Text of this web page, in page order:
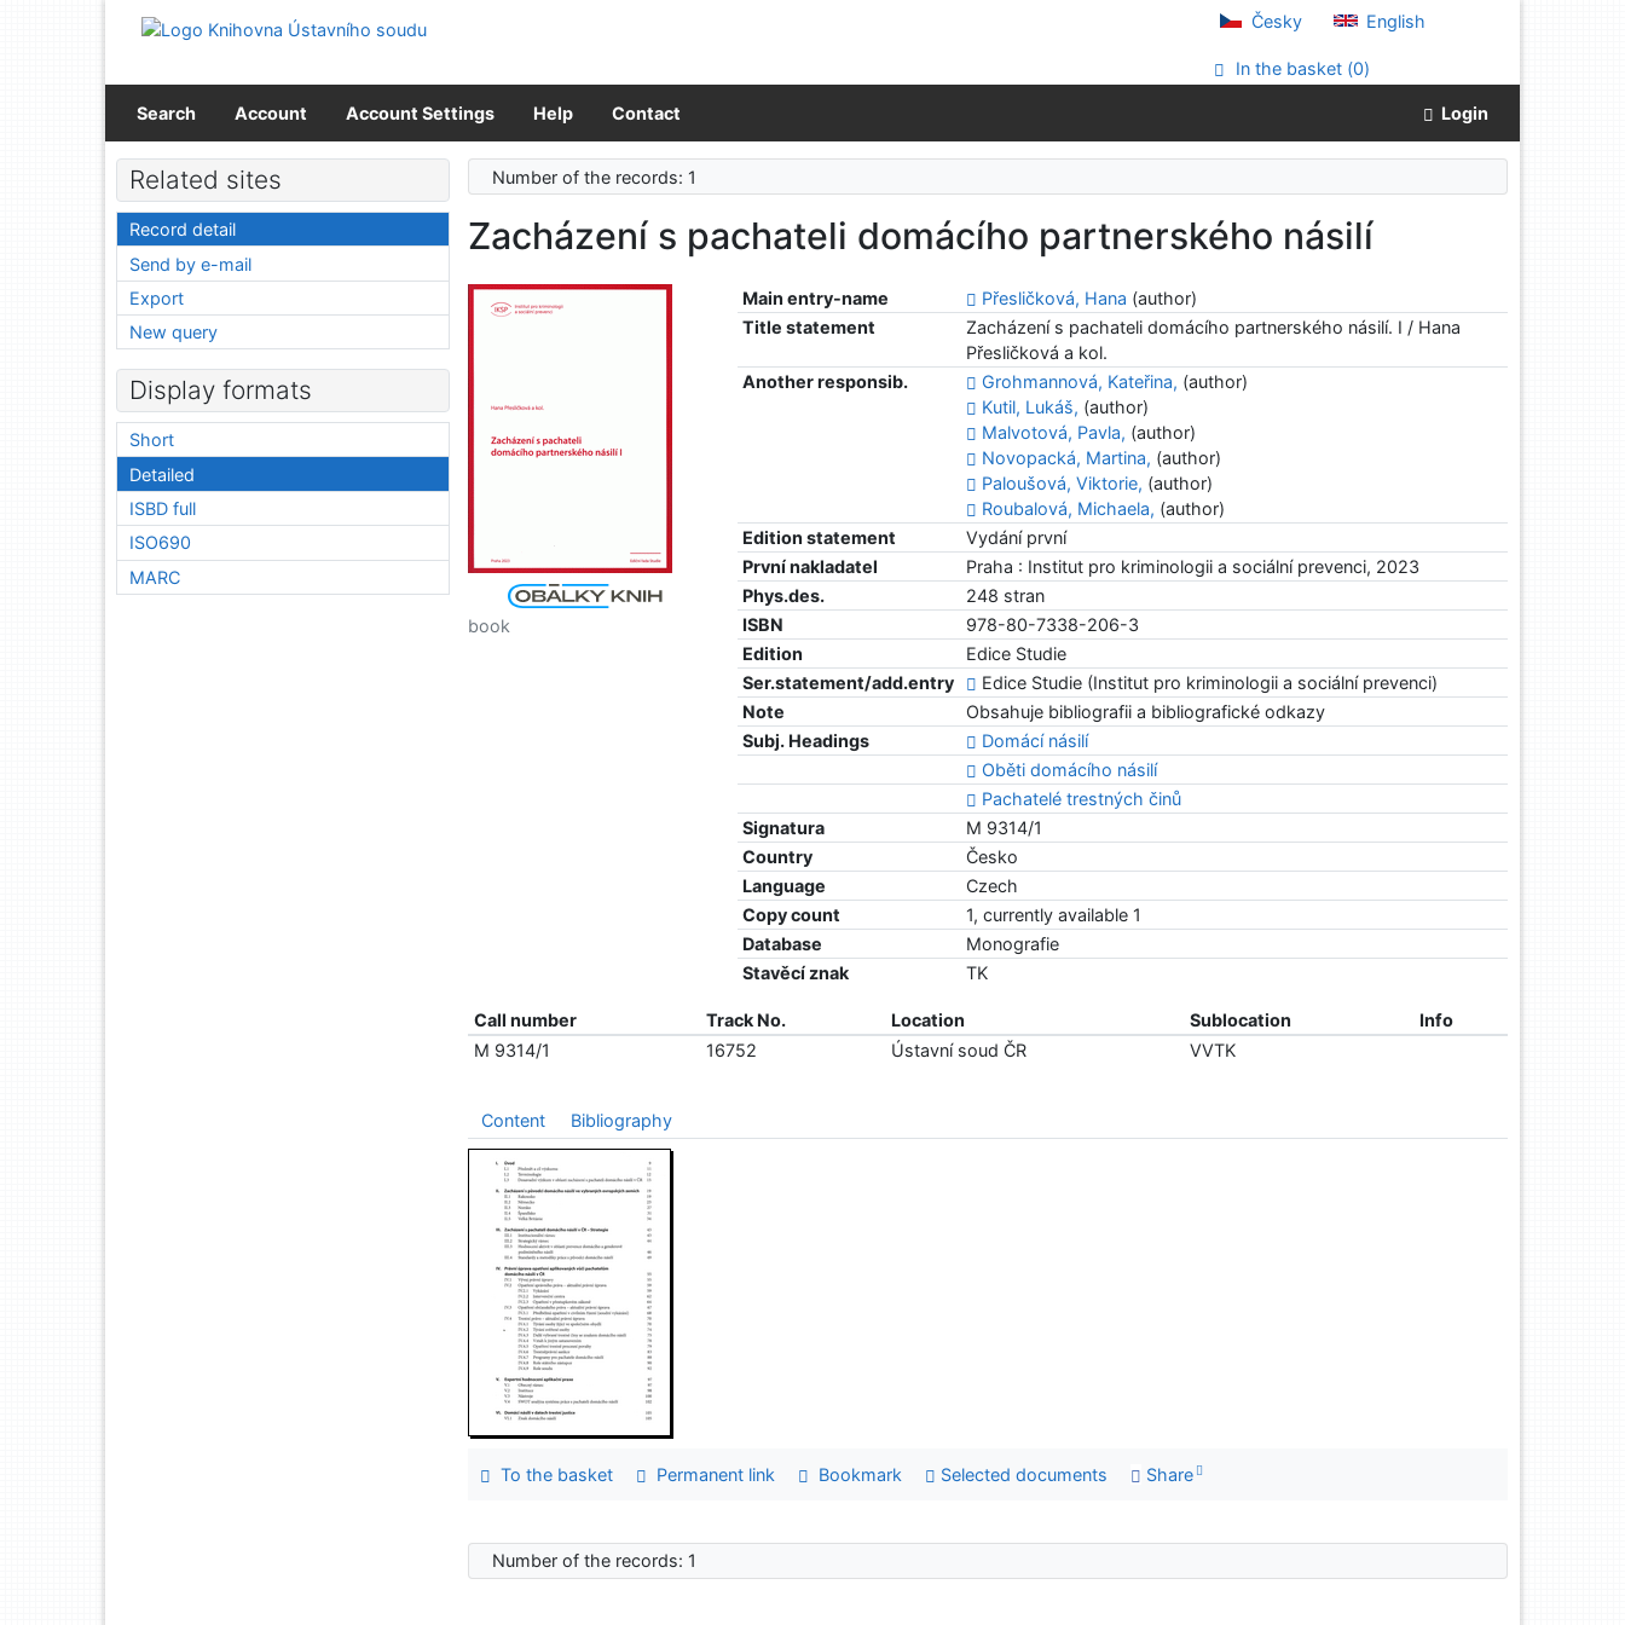
Go to menu
Česky English
In the basket (0)
Search Account Account Settings Help Contact Login
Number of the records: 1
Zacházení s pachateli domácího partnerského násilí
Main entry-name Přesličková, Hana (author)
Title statement
Zacházení s pachateli domácího partnerského násilí. I / Hana
Přesličková a kol.
Another responsib.
Grohmannová, Kateřina, (author)
Kutil, Lukáš, (author)
Malvotová, Pavla, (author)
Novopacká, Martina, (author)
Paloušová, Viktorie, (author)
Roubalová, Michaela, (author)
Edition statement
Vydání první
První nakladatel
Praha : Institut pro kriminologii a sociální prevenci, 2023
Phys.des.
248 stran
ISBN
978-80-7338-206-3
Edition
Edice Studie
Ser.statement/add.entry
Edice Studie (Institut pro kriminologii a sociální prevenci)
Note
Obsahuje bibliografii a bibliografické odkazy
Subj. Headings
Domácí násilí
Oběti domácího násilí
Pachatelé trestných činů
Signatura
M 9314/1
Country
Česko
Language
Czech
Copy count
1, currently available 1
Database
Monografie
Stavěcí znak
TK
book
Call number Track No. Location Sublocation
Info
M 9314/1
16752 Ústavní soud ČR VVTK
Content Bibliography
To the basket Permanent link Bookmark Selected documents Share
Number of the records: 1
Related sites
Record detail
Send by e-mail
Export
New query
Display formats
Short
Detailed
ISBD full
ISO690
MARC